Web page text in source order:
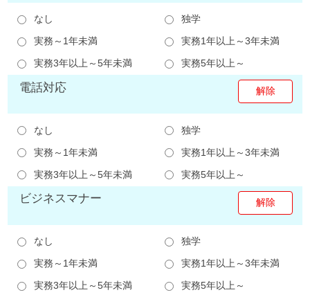
なし
独学
実務～1年未満
実務1年以上～3年未満
実務3年以上～5年未満
実務5年以上～
電話対応
なし
独学
実務～1年未満
実務1年以上～3年未満
実務3年以上～5年未満
実務5年以上～
ビジネスマナー
なし
独学
実務～1年未満
実務1年以上～3年未満
実務3年以上～5年未満
実務5年以上～